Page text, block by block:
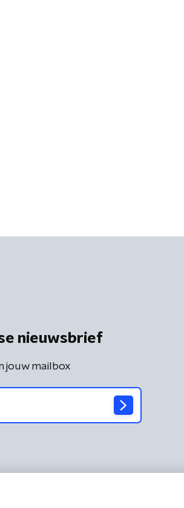
nieuwsbrief
jouw mailbox